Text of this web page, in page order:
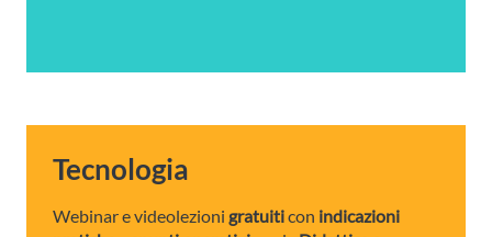
Tecnologia
Webinar e videolezioni gratuiticon indicazioni